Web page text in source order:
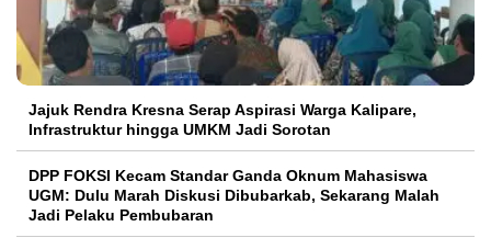
Jajuk Rendra Kresna Serap Aspirasi Warga Kalipare,
Infrastruktur hingga UMKM Jadi Sorotan
DPP FOKSI Kecam Standar Ganda Oknum Mahasiswa
UGM: Dulu Marah Diskusi Dibubarkab, Sekarang Malah
Jadi Pelaku Pembubaran